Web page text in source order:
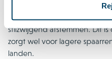
van spaarders kunnen de
(ING, Rabobank en ABN
stilzwijgend afstemmen. Dit
zorgt wel voor lagere
landen.